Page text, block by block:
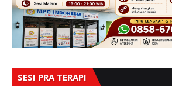
SESI PRA TERAPI